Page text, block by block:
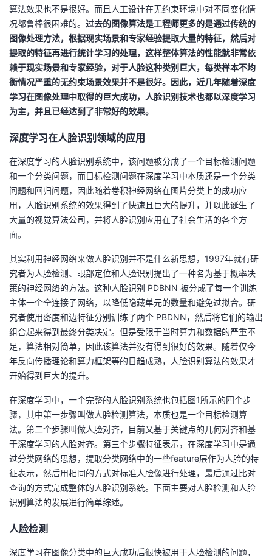
算法效果也不是很好。而且人工设计在无约束环境中对不同变化情
况都鲁棒很困难的。 过去的图像算法是工程师更多的是通过传统的
图像处理方法，根据现实场景和专家经验提取大量的特征，然后对
提取的特征再进行统计学习的处理，这样整体算法的性能就非常依
赖于现实场景和专家经验，对于人脸这种类别巨大，每类样本不均
衡情况严重的无约束场景效果并不是很好。因此，近几年随着深度
学习在图像处理中取得的巨大成功，人脸识别技术也都以深度学习
为主，并且已经达到了非常好的效果。
深度学习在人脸识别领域的应用
在深度学习的人脸识别系统中，该问题被分成了一个目标检测问题
和一个分类问题，而目标检测问题在深度学习中本质还是一个分类
问题和回归问题，因此随着卷积神经网络在图片分类上的成功应
用，人脸识别系统的效果得到了快速且巨大的提升，并以此诞生了
大量的视觉算法公司，并将人脸识别应用在了社会生活的各个方
面。
其实利用神经网络来做人脸识别并不是什么新思想，1997年就有研
究者为人脸检测、眼部定位和人脸识别提出了一种名为基于概率决
策的神经网络的方法。这种人脸识别 PDBNN 被分成了每一个训练
主体一个全连接子网络，以降低隐藏单元的数量和避免过拟合。研
究者使用密度和边特征分别训练了两个 PBDNN，然后将它们的输出
组合起来得到最终分类决定。但是受限于当时算力和数据的严重不
足，算法相对简单，因此该算法并没有得到很好的效果。随着仅今
年反向传播理论和算力框架等的日趋成熟，人脸识别算法的效果才
开始得到巨大的提升。
在深度学习中，一个完整的人脸识别系统也包括图1所示的四个步
骤，其中第一步骤叫做人脸检测算法，本质也是一个目标检测算
法。第二个步骤叫做人脸对齐，目前又基于关键点的几何对齐和基
于深度学习的人脸对齐。第三个步骤特征表示，在深度学习中是通
过分类网络的思想，提取分类网络中的一些feature层作为人脸的特
征表示，然后用相同的方式对标准人脸像进行处理，最后通过比对
查询的方式完成整体的人脸识别系统。下面主要对人脸检测和人脸
识别算法的发展进行简单综述。
人脸检测
深度学习在图像分类中的巨大成功后很快被用于人脸检测的问题，